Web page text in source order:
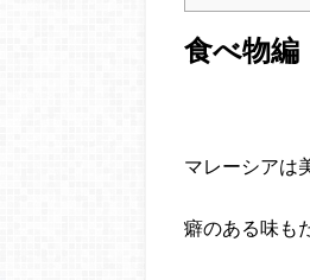
食べ物編
マレーシアは
癖のある味も